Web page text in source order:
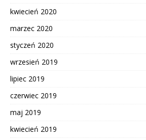
kwiecień 2020
marzec 2020
styczeń 2020
wrzesień 2019
lipiec 2019
czerwiec 2019
maj 2019
kwiecień 2019